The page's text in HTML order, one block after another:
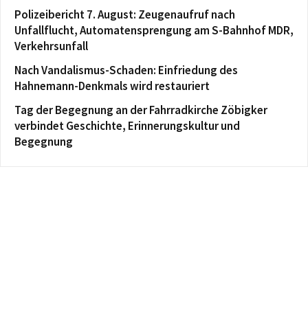
Polizeibericht 7. August: Zeugenaufruf nach
Unfallflucht, Automatensprengung am S-Bahnhof MDR,
Verkehrsunfall
Nach Vandalismus-Schaden: Einfriedung des
Hahnemann-Denkmals wird restauriert
Tag der Begegnung an der Fahrradkirche Zöbigker
verbindet Geschichte, Erinnerungskultur und
Begegnung